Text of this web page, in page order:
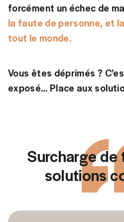
forcément un échec de
la faute de personne, et
tout le monde.
Vous êtes déprimés ?
exposé… Place aux
Surcharge de
solutions